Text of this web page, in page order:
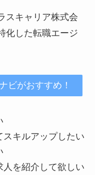
スキャリア株式会
化した転職エージ
ビがおすすめ！
スキルアップしたい
を紹介して欲しい